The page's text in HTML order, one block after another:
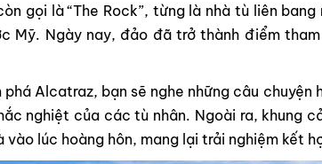
gọi là “The Rock”, từng là nhà tù liên
Mỹ. Ngày nay, đảo đã trở thành điểm
Alcatraz, bạn sẽ nghe những câu
nghiệt của các tù nhân. Ngoài ra, khung
vào lúc hoàng hôn, mang lại trải nghiệm kết